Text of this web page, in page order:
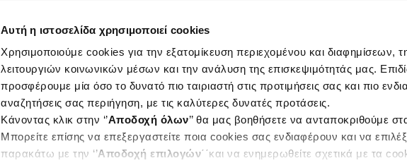
Αυτή η ιστοσελίδα χρησιμοποιεί cookies
Χρησιμοποιούμε cookies για την εξατομίκευση περιεχομένου και διαφημίσεων,
λειτουργιών κοινωνικών μέσων και την ανάλυση της επισκεψιμότητάς μας.
προσφέρουμε μία όσο το δυνατό πιο ταιριαστή στις προτιμήσεις σας και πιο
αναζητήσεις σας περιήγηση, με τις καλύτερες δυνατές προτάσεις.
Κάνοντας κλικ στην ‘’Αποδοχή όλων’’ θα μας βοηθήσετε να ανταποκριθούμε
Μπορείτε επίσης να επεξεργαστείτε ποια cookies σας ενδιαφέρουν και να
παρακάτω με την ‘’Αποδοχή επιλογών΄΄και να ενημερωθείτε σχετικά με τα